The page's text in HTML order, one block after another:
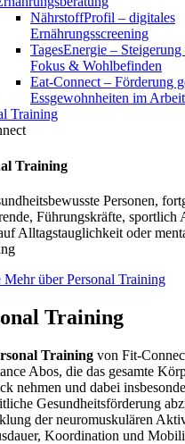
NährstoffProfil – digitales
Ernährungsscreening
TagesEnergie –
Fokus & Wohlbefinden
Eat-Connect – Förderung
Essgewohnheiten im
Training
Training
Personen,
Führungskräfte, sportlich
Alltagstauglichkeit oder
Mehr über Personal Training
Training
Training von Fit-
Abos, die das gesamte
nehmen und dabei
Gesundheitsförderung
der neuromuskulären
Koordination und